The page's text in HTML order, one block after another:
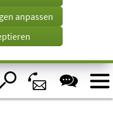
anpassen